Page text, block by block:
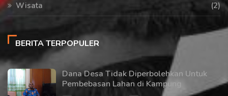
Wisata
(2)
BERITA TERPOPULER
Dana Desa Tidak Diperbolehkan Untuk
Pembebasan Lahan di Kampung